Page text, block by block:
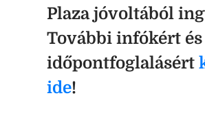
Plaza jóvoltából
További infókért és
időpontfoglalásért
ide!